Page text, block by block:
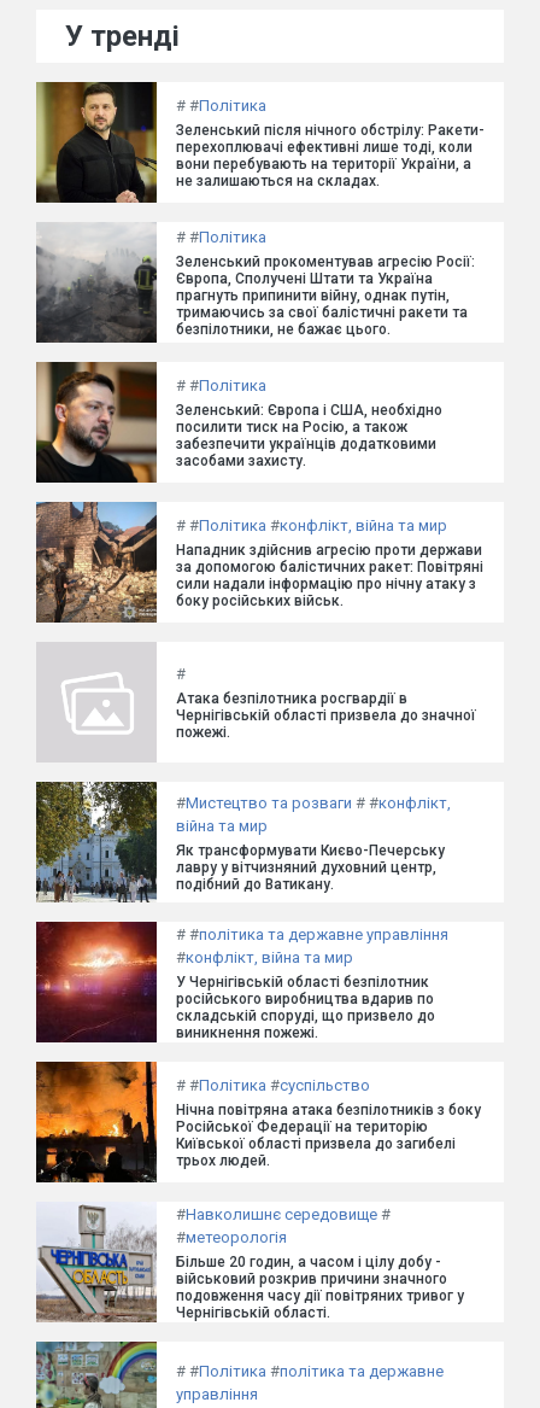
У тренді
# #Політика
Зеленський після нічного обстрілу: Ракети-
перехоплювачі ефективні лише тоді, коли
вони перебувають на території України, а
не залишаються на складах.
# #Політика
Зеленський прокоментував агресію Росії:
Європа, Сполучені Штати та Україна
прагнуть припинити війну, однак путін,
тримаючись за свої балістичні ракети та
безпілотники, не бажає цього.
# #Політика
Зеленський: Європа і США, необхідно
посилити тиск на Росію, а також
забезпечити українців додатковими
засобами захисту.
# #Політика #конфлікт, війна та мир
Нападник здійснив агресію проти держави
за допомогою балістичних ракет: Повітряні
сили надали інформацію про нічну атаку з
боку російських військ.
#
Атака безпілотника росгвардії в
Чернігівській області призвела до значної
пожежі.
#Мистецтво та розваги # #конфлікт,
війна та мир
Як трансформувати Києво-Печерську
лавру у вітчизняний духовний центр,
подібний до Ватикану.
# #політика та державне управління
#конфлікт, війна та мир
У Чернігівській області безпілотник
російського виробництва вдарив по
складській споруді, що призвело до
виникнення пожежі.
# #Політика #суспільство
Нічна повітряна атака безпілотників з боку
Російської Федерації на територію
Київської області призвела до загибелі
трьох людей.
#Навколишнє середовище #
#метеорологія
Більше 20 годин, а часом і цілу добу -
військовий розкрив причини значного
подовження часу дії повітряних тривог у
Чернігівській області.
# #Політика #політика та державне
управління